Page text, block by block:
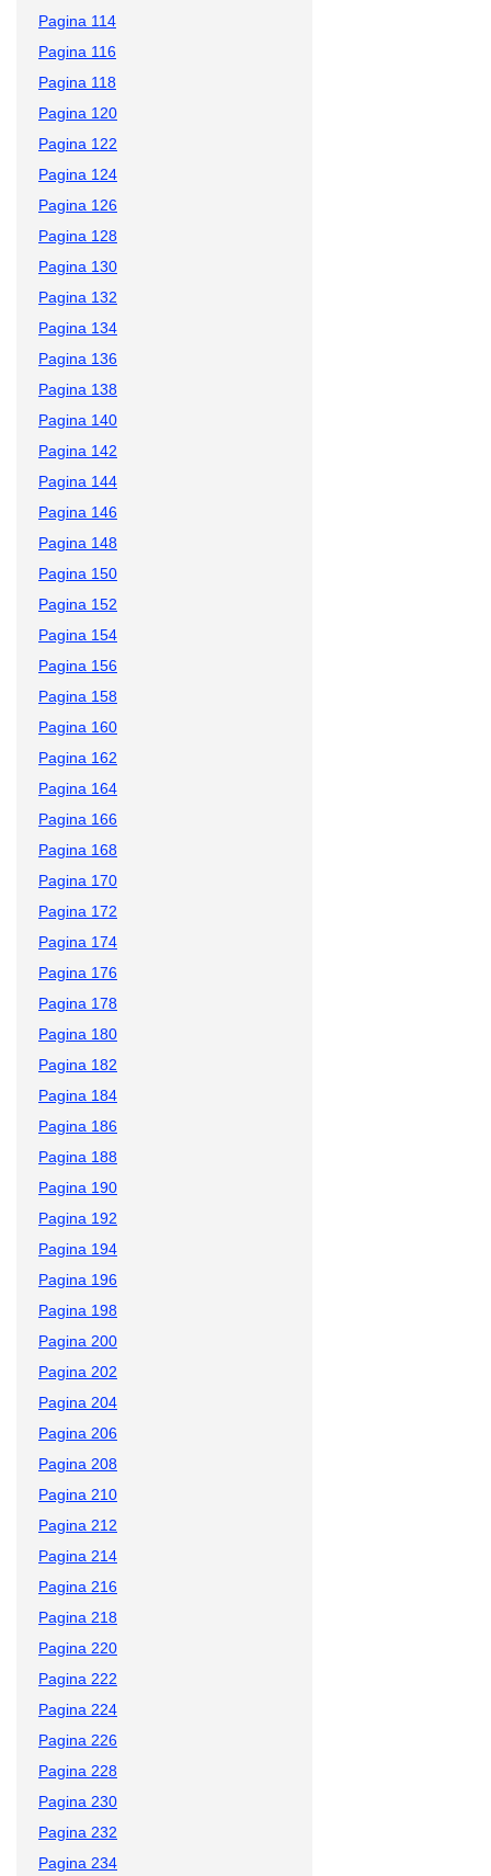
Pagina 114
Pagina 116
Pagina 118
Pagina 120
Pagina 122
Pagina 124
Pagina 126
Pagina 128
Pagina 130
Pagina 132
Pagina 134
Pagina 136
Pagina 138
Pagina 140
Pagina 142
Pagina 144
Pagina 146
Pagina 148
Pagina 150
Pagina 152
Pagina 154
Pagina 156
Pagina 158
Pagina 160
Pagina 162
Pagina 164
Pagina 166
Pagina 168
Pagina 170
Pagina 172
Pagina 174
Pagina 176
Pagina 178
Pagina 180
Pagina 182
Pagina 184
Pagina 186
Pagina 188
Pagina 190
Pagina 192
Pagina 194
Pagina 196
Pagina 198
Pagina 200
Pagina 202
Pagina 204
Pagina 206
Pagina 208
Pagina 210
Pagina 212
Pagina 214
Pagina 216
Pagina 218
Pagina 220
Pagina 222
Pagina 224
Pagina 226
Pagina 228
Pagina 230
Pagina 232
Pagina 234